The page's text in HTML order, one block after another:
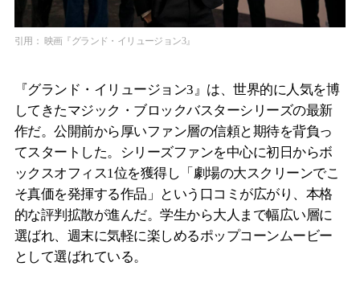
引用： 映画『グランド・イリュージョン3』
『グランド・イリュージョン3』は、世界的に人気を博
してきたマジック・ブロックバスターシリーズの最新
作だ。公開前から厚いファン層の信頼と期待を背負っ
てスタートした。シリーズファンを中心に初日からボ
ックスオフィス1位を獲得し「劇場の大スクリーンでこ
そ真価を発揮する作品」という口コミが広がり、本格
的な評判拡散が進んだ。学生から大人まで幅広い層に
選ばれ、週末に気軽に楽しめるポップコーンムービー
として選ばれている。